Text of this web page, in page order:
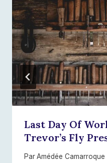
Last Day Of
Trevor’s Fly
ParAmédée Camarroque